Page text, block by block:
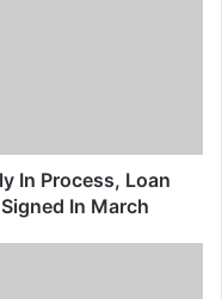
In Process, Loan
In March